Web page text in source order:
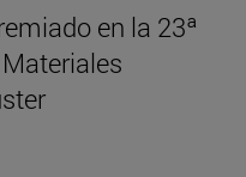
en la 23ª